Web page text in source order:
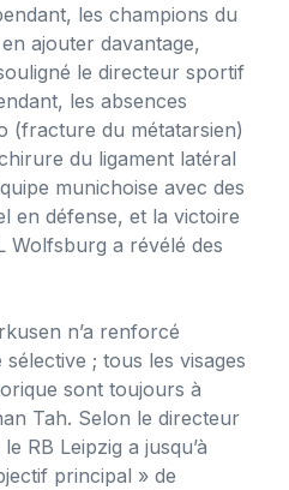
les champions du
ajouter davantage,
le directeur sportif
les absences
(fracture du métatarsien)
du ligament latéral
munichoise avec des
en défense, et la victoire
Wolfsburg a révélé des
n’a renforcé
sélective ; tous les visages
sont toujours à
Tah. Selon le directeur
RB Leipzig a jusqu’à
principal » de